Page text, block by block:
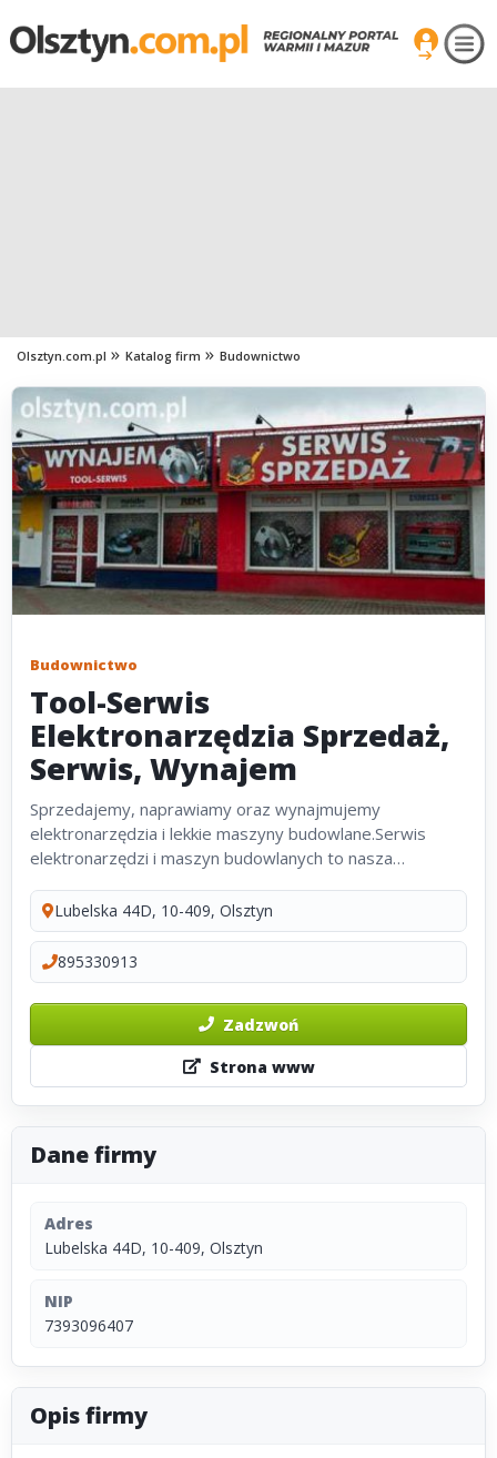
Olsztyn.com.pl Katalog firm Budownictwo
Budownictwo
Tool-Serwis
Elektronarzędzia Sprzedaż,
Serwis, Wynajem
Sprzedajemy, naprawiamy oraz wynajmujemy
elektronarzędzia i lekkie maszyny budowlane.Serwis
elektronarzędzi i maszyn budowlanych to nasza
Lubelska 44D, 10-409, Olsztyn
895330913
Zadzwoń
Strona www
Dane firmy
Adres
Lubelska 44D, 10-409, Olsztyn
NIP
7393096407
Opis firmy